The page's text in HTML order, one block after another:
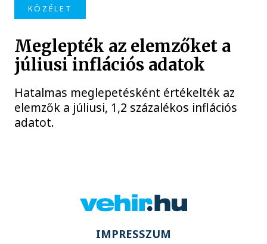
KÖZÉLET
Meglepték az elemzőket a
júliusi inflációs adatok
Hatalmas meglepetésként értékelték az
elemzők a júliusi, 1,2 százalékos inflációs
adatot.
IMPRESSZUM